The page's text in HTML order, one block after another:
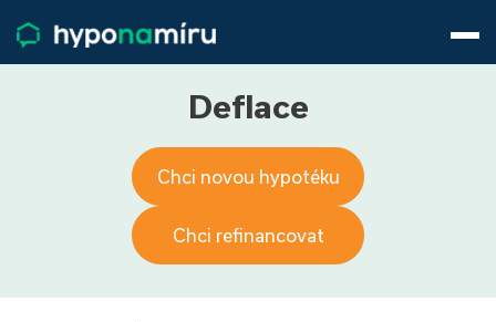
Životní pojištění
Pojištění nemovitosti
O nás
800 688 388
Přihlásit
Deflace
Chci novou hypotéku
Chci refinancovat